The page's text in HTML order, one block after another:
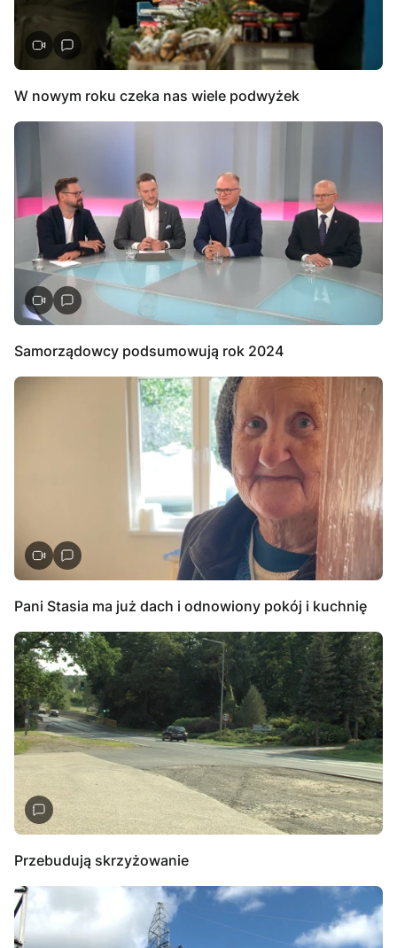
W nowym roku czeka nas wiele podwyżek
Samorządowcy podsumowują rok 2024
Pani Stasia ma już dach i odnowiony pokój i kuchnię
Przebudują skrzyżowanie